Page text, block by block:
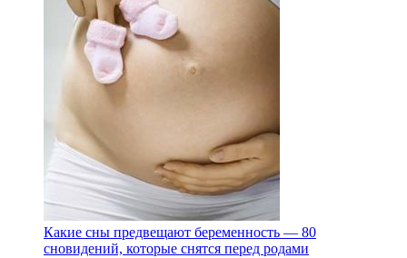
Какие сны предвещают беременность — 80
сновидений, которые снятся перед родами